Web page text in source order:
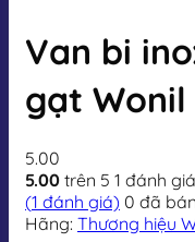
Van bi
gạt Wonil
5.00
5.00 trên 5 1 đánh giá
(1 đánh giá) 0 đã bán
Hãng: Thương hiệu